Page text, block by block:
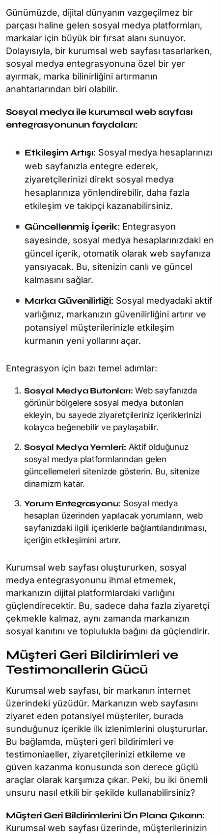
Günümüzde, dijital dünyanın vazgeçilmez bir
parçası haline gelen sosyal medya platformları,
markalar için büyük bir fırsat alanı sunuyor.
Dolayısıyla, bir kurumsal web sayfası tasarlarken,
sosyal medya entegrasyonuna özel bir yer
ayırmak, marka bilinirliğini artırmanın
anahtarlarından biri olabilir.
Sosyal medya ile kurumsal web sayfası
entegrasyonunun faydaları:
Etkileşim Artışı: Sosyal medya hesaplarınızı
web sayfanızla entegre ederek,
ziyaretçilerinizi direkt sosyal medya
hesaplarınıza yönlendirebilir, daha fazla
etkileşim ve takipçi kazanabilirsiniz.
Güncellenmiş İçerik: Entegrasyon
sayesinde, sosyal medya hesaplarınızdaki en
güncel içerik, otomatik olarak web sayfanıza
yansıyacak. Bu, sitenizin canlı ve güncel
kalmasını sağlar.
Marka Güvenilirliği: Sosyal medyadaki aktif
varlığınız, markanızın güvenilirliğini artırır ve
potansiyel müşterilerinizle etkileşim
kurmanın yeni yollarını açar.
Entegrasyon için bazı temel adımlar:
Sosyal Medya Butonları: Web sayfanızda
görünür bölgelere sosyal medya butonları
ekleyin, bu sayede ziyaretçileriniz içeriklerinizi
kolayca beğenebilir ve paylaşabilir.
Sosyal Medya Yemleri: Aktif olduğunuz
sosyal medya platformlarından gelen
güncellemeleri sitenizde gösterin. Bu, sitenize
dinamizm katar.
Yorum Entegrasyonu: Sosyal medya
hesapları üzerinden yapılacak yorumların, web
sayfanızdaki ilgili içeriklerle bağlantılandırılması,
içeriğin etkileşimini artırır.
Kurumsal web sayfası oluştururken, sosyal
medya entegrasyonunu ihmal etmemek,
markanızın dijital platformlardaki varlığını
güçlendirecektir. Bu, sadece daha fazla ziyaretçi
çekmekle kalmaz, aynı zamanda markanızın
sosyal kanıtını ve toplulukla bağını da güçlendirir.
Müşteri Geri Bildirimleri ve
Testimonallerin Gücü
Kurumsal web sayfası, bir markanın internet
üzerindeki yüzüdür. Markanızın web sayfasını
ziyaret eden potansiyel müşteriler, burada
sunduğunuz içerikle ilk izlenimlerini oluştururlar.
Bu bağlamda, müşteri geri bildirimleri ve
testimoniaeller, ziyaretçilerinizi etkileme ve
güven kazanma konusunda son derece güçlü
araçlar olarak karşımıza çıkar. Peki, bu iki önemli
unsuru nasıl etkili bir şekilde kullanabilirsiniz?
Müşteri Geri Bildirimlerini Ön Plana Çıkarın:
Kurumsal web sayfası üzerinde, müşterilerinizin